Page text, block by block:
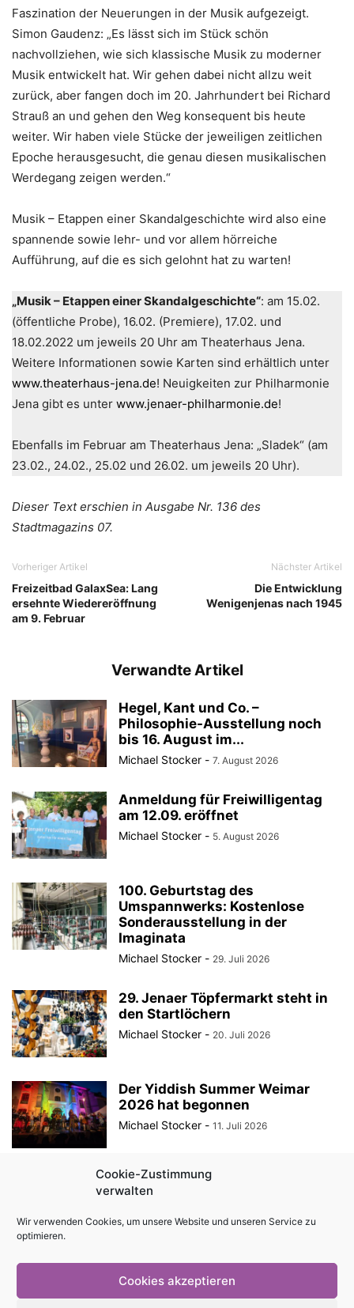
Cookie-Zustimmung
verwalten
Wir verwenden Cookies, um unsere Website und unseren Service zu
optimieren.
Cookies akzeptieren
Faszination der Neuerungen in der Musik aufgezeigt.
Simon Gaudenz: „Es lässt sich im Stück schön
nachvollziehen, wie sich klassische Musik zu moderner
Musik entwickelt hat. Wir gehen dabei nicht allzu weit
zurück, aber fangen doch im 20. Jahrhundert bei Richard
Strauß an und gehen den Weg konsequent bis heute
weiter. Wir haben viele Stücke der jeweiligen zeitlichen
Epoche herausgesucht, die genau diesen musikalischen
Werdegang zeigen werden.“
Musik – Etappen einer Skandalgeschichte wird also eine
spannende sowie lehr- und vor allem hörreiche
Aufführung, auf die es sich gelohnt hat zu warten!
„Musik – Etappen einer Skandalgeschichte“: am 15.02.
(öffentliche Probe), 16.02. (Premiere), 17.02. und
18.02.2022 um jeweils 20 Uhr am Theaterhaus Jena.
Weitere Informationen sowie Karten sind erhältlich unter
www.theaterhaus-jena.de! Neuigkeiten zur Philharmonie
Jena gibt es unter www.jenaer-philharmonie.de!
Ebenfalls im Februar am Theaterhaus Jena: „Sladek“ (am
23.02., 24.02., 25.02 und 26.02. um jeweils 20 Uhr).
Dieser Text erschien in Ausgabe Nr. 136 des
Stadtmagazins 07.
Vorheriger Artikel
Freizeitbad GalaxSea: Lang
ersehnte Wiedereröffnung
am 9. Februar
Nächster Artikel
Die Entwicklung
Wenigenjenas nach 1945
Verwandte Artikel
Hegel, Kant und Co. –
Philosophie-Ausstellung noch
bis 16. August im...
Michael Stocker - 7. August 2026
Anmeldung für Freiwilligentag
am 12.09. eröffnet
Michael Stocker - 5. August 2026
100. Geburtstag des
Umspannwerks: Kostenlose
Sonderausstellung in der
Imaginata
Michael Stocker - 29. Juli 2026
29. Jenaer Töpfermarkt steht in
den Startlöchern
Michael Stocker - 20. Juli 2026
Der Yiddish Summer Weimar
2026 hat begonnen
Michael Stocker - 11. Juli 2026
Als ein harmloses Frühstück die
Stasi auf den Plan rief
Michael Stocker 10. Juli 2026
Impressum Kontakt Magazin als PDF Mediadaten